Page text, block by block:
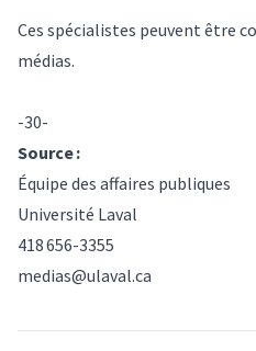
Ces spécialistes peuvent être
médias.
-30-
Source :
Équipe des affaires publiques
Université Laval
418 656-3355
medias@ulaval.ca